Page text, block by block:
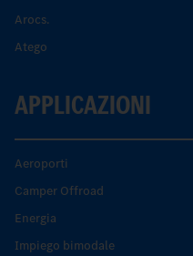
Arocs.
Atego
APPLICAZIONI
Aeroporti
Camper Offroad
Energia
Impiego bimodale